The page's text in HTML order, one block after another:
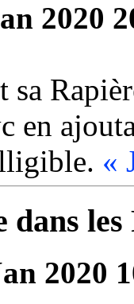
2020
sa
en
«
dans
2020